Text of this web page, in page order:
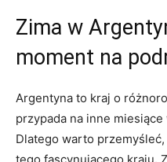
Zima w
moment⁤ na
Argentyna to kraj o
przypada na‍ inne
Dlatego warto